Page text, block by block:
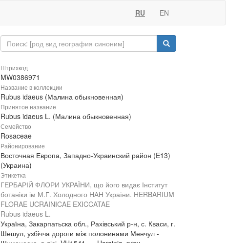
RU EN
Штрихкод
MW0386971
Название в коллекции
Rubus idaeus (Малина обыкновенная)
Принятое название
Rubus idaeus L. (Малина обыкновенная)
Семейство
Rosaceae
Районирование
Восточная Европа, Западно-Украинский район (E13)
(Украина)
Этикетка
ГЕРБАРІЙ ФЛОРИ УКРАЇНИ, що його видає Інститут
ботаніки ім М.Г. Холодного НАН України. HERBARIUM
FLORAE UCRAINICAE EXICCATAE
Rubus idaeus L.
Україна, Закарпатьска обл., Рахівський р-н, с. Кваси, г.
Шешул, узбічча дороги між полонинами Менчул -